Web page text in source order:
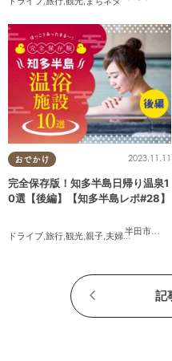
おでかけ
半田市
,常滑
2023.11.11
完全保存版！知多半島日帰り温泉1
0選【後編】【知多半島レポ#28】
ドライブ 旅行 観光 親子 夫婦,家族,知多
記